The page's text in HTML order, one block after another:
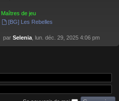
Maîtres de jeu
[BG] Les Rebelles
par Selenia , lun. déc. 29, 2025 4:06 pm